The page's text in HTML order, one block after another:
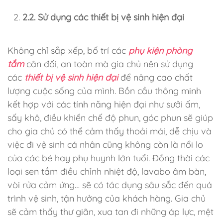
2.2. Sử dụng các thiết bị vệ sinh hiện đại
Không chỉ sắp xếp, bố trí các phụ kiện phòng
tắmcân đối, an toàn mà gia chủ nên sử dụng
các thiết bị vệ sinh hiện đạiđể nâng cao chất
lượng cuộc sống của mình. Bồn cầu thông minh
kết hợp với các tính năng hiện đại như sưởi ấm,
sấy khô, điều khiển chế độ phun, góc phun sẽ giúp
cho gia chủ có thể cảm thấy thoải mái, dễ chịu và
việc đi vệ sinh cá nhân cũng không còn là nổi lo
của các bé hay phụ huynh lớn tuổi. Đồng thời các
loại sen tắm điều chỉnh nhiệt độ, lavabo âm bàn,
vòi rửa cảm ứng… sẽ có tác dụng sâu sắc đến quá
trình vệ sinh, tận hưởng của khách hàng. Gia chủ
sẽ cảm thấy thư giãn, xua tan đi những áp lực, mệt